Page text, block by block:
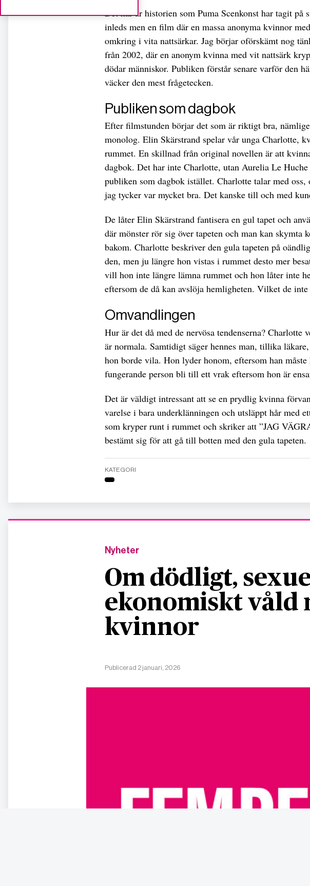
Det här är historien som Puma Scenkonst har tagit på
inleds men en film där en massa anonyma kvinnor
omkring i vita nattsärkar. Jag börjar oförskämt nog
från 2002, där en anonym kvinna med vit nattsärk
dödar människor. Publiken förstår senare varför den
väcker den mest frågetecken.
Publiken som dagbok
Efter filmstunden börjar det som är riktigt bra,
monolog. Elin Skärstrand spelar vår unga Charlotte,
rummet. En skillnad från original novellen är att
dagbok. Det har inte Charlotte, utan Aurelia Le
publiken som dagbok istället. Charlotte talar med oss,
jag tycker var mycket bra. Det kanske till och med
De låter Elin Skärstrand fantisera en gul tapet och
där mönster rör sig över tapeten och man kan skymta
bakom. Charlotte beskriver den gula tapeten på
den, men ju längre hon vistas i rummet desto mer
vill hon inte längre lämna rummet och hon låter inte
eftersom de då kan avslöja hemligheten. Vilket de inte
Omvandlingen
Hur är det då med de nervösa tendenserna? Charlotte
är normala. Samtidigt säger hennes man, tillika
hon borde vila. Hon lyder honom, eftersom han
fungerande person bli till ett vrak eftersom hon är
Det är väldigt intressant att se en prydlig kvinna
varelse i bara underklänningen och utsläppt hår med
som kryper runt i rummet och skriker att ”JAG
bestämt sig för att gå till botten med den gula tapeten.
KATEGORI
Nyheter
Om dödligt,
ekonomiskt våld
kvinnor
Publicerad 2 januari, 2026